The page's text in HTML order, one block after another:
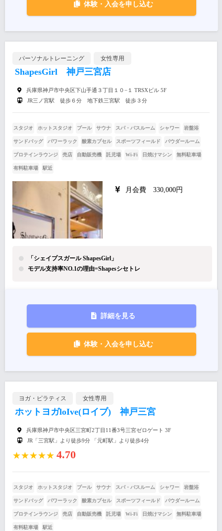
体験・入会を申し込む
パーソナルトレーニング 女性専用
ShapesGirl 神戸三宮店
兵庫県神戸市中央区下山手通３丁目１０−１ TRSXビル 5F
JR三ノ宮駅 徒歩６分 地下鉄三宮駅 徒歩３分
スタジオ ホットスタジオ プール サウナ スパ・バスルーム シャワー 岩盤浴
サンドバッグ パワーラック 酸素カプセル スポーツフィールド パウダールーム
プロテインラウンジ 売店 自動販売機 託児場 Wi-Fi 日焼けマシン 無料駐車場
有料駐車場 駅近
月会費 330,000円
「シェイプスガール ShapesGirl」
モデル支持率NO.1の理由=Shapesシセトレ
詳細を見る
体験・入会を申し込む
ヨガ・ピラティス 女性専用
ホットヨガloIve(ロイブ) 神戸三宮
兵庫県神戸市中央区三宮町2丁目11番3号三宮ゼロゲート 3F
JR「三宮駅」より徒歩9分 「元町駅」より徒歩4分
★★★★★ 4.70
スタジオ ホットスタジオ プール サウナ スパ・バスルーム シャワー 岩盤浴
サンドバッグ パワーラック 酸素カプセル スポーツフィールド パウダールーム
プロテインラウンジ 売店 自動販売機 託児場 Wi-Fi 日焼けマシン 無料駐車場
有料駐車場 駅近